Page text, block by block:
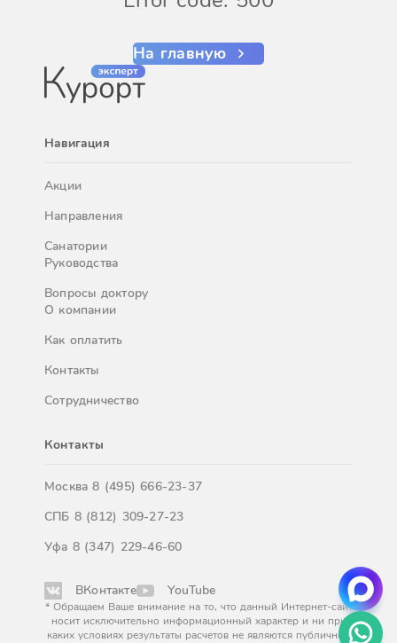
На главную
Навигация
Акции
Направления
Санатории
Руководства
Вопросы доктору
О компании
Как оплатить
Контакты
Сотрудничество
Контакты
Москва8 (495) 666-23-37
СПБ 8 (812) 309-27-23
Уфа 8 (347) 229-46-60
ВКонтакте YouTube
* Обращаем Ваше внимание на то, что данный Интернет-сайт
носит исключительно информационный характер и ни при
каких условиях результаты расчетов не являются публичной